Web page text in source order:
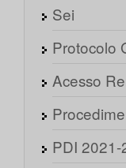
Sei
Protocolo
Acesso
PDI 2021-